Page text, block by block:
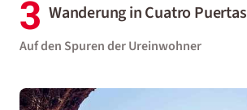
3 Wanderung in Cuatro Puertas
Auf den Spuren der Ureinwohner